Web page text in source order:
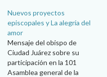
vida…
Nuevos proyectos
episcopales y La alegría del
amor
Mensaje del obispo de
Ciudad Juárez sobre su
participación en la 101
Asamblea general de la